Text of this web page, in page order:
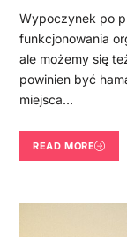
Wypoczynek po
funkcjonowania
ale możemy się
powinien być
miejsca…
READ MORE